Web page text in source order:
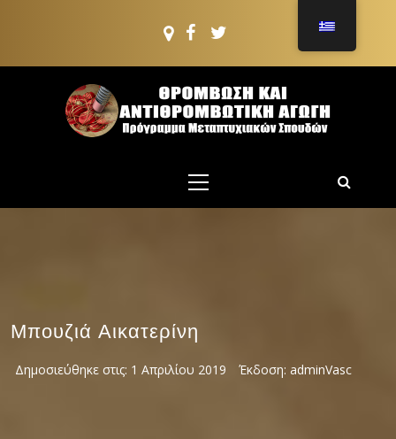
ΠΜΣ: ΘΡΟΜΒΩΣΗ
ΚΑΙ
μενού
Μπουζιά Αικατερίνη
Δημοσιεύθηκε στις: 1 Απριλίου 2019 Έκδοση: adminVasc